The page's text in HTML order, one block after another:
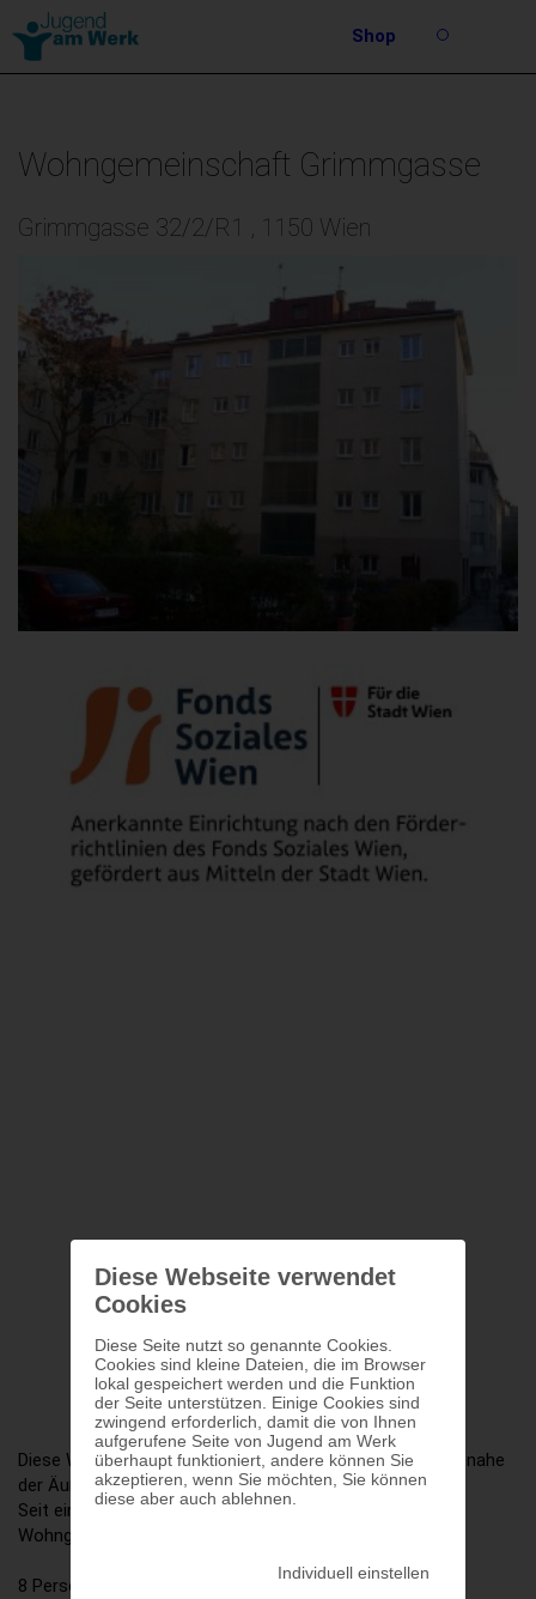
Diese Webseite verwendet
Cookies
Diese Seite nutzt so genannte Cookies.
Cookies sind kleine Dateien, die im Browser
lokal gespeichert werden und die Funktion
der Seite unterstützen. Einige Cookies sind
zwingend erforderlich, damit die von Ihnen
aufgerufene Seite von Jugend am Werk
überhaupt funktioniert, andere können Sie
akzeptieren, wenn Sie möchten, Sie können
diese aber auch ablehnen.
Individuell einstellen
Barrierefreie
Bedienung
Shop
Wohngemeinschaft Grimmgasse
Grimmgasse 32/2/R1 , 1150 Wien
Diese Wohngemeinschaft liegt in einer Wohnhausanlage nahe
der Äußeren Mariahilfer Straße.
Seit einigen Jahren leben ausschließlich Männer in der
Wohngemeinschaft.
8 Personen wohnen in Einzelzimmern in der